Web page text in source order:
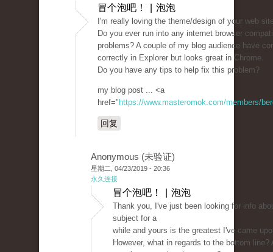
冒个泡吧！ | 泡泡
I'm really loving the theme/design of your web
Do you ever run into any internet browser
problems? A couple of my blog audience have
correctly in Explorer but looks great in Chrome.
Do you have any tips to help fix this problem?
my blog post ... <a
href=" https://www.masteromok.com/members/
回复
Anonymous (未验证)
星期二, 04/23/2019 - 20:36
永久连接
冒个泡吧！ | 泡泡
Thank you, I've just been looking for info
subject for a
while and yours is the greatest I've came
However, what in regards to the bottom line?